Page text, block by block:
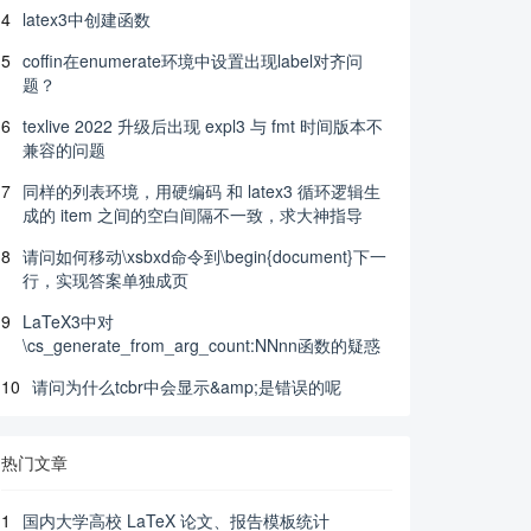
4 latex3中创建函数
5 coffin在enumerate环境中设置出现label对齐问
题？
6 texlive 2022 升级后出现 expl3 与 fmt 时间版本不
兼容的问题
7 同样的列表环境，用硬编码 和 latex3 循环逻辑生
成的 item 之间的空白间隔不一致，求大神指导
8 请问如何移动\xsbxd命令到\begin{document}下一
行，实现答案单独成页
9 LaTeX3中对
\cs_generate_from_arg_count:NNnn函数的疑惑
10 请问为什么tcbr中会显示&amp;是错误的呢
热门文章
1
国内大学高校 LaTeX 论文、报告模板统计